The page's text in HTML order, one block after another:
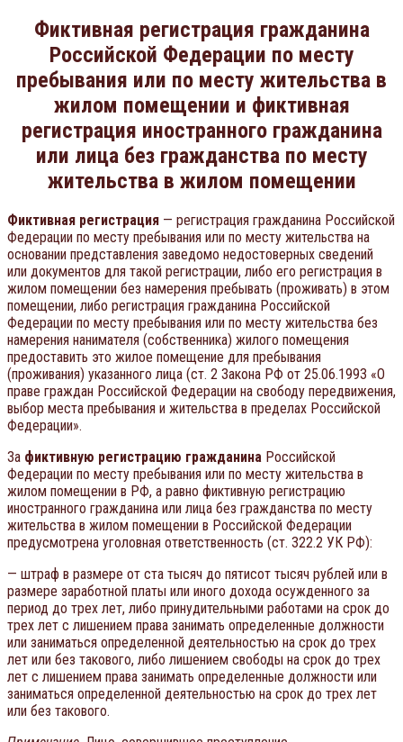
Фиктивная регистрация гражданина
Российской Федерации по месту
пребывания или по месту жительства в
жилом помещении и фиктивная
регистрация иностранного гражданина
или лица без гражданства по месту
жительства в жилом помещении
Фиктивная регистрация — регистрация гражданина Российской
Федерации по месту пребывания или по месту жительства на
основании представления заведомо недостоверных сведений
или документов для такой регистрации, либо его регистрация в
жилом помещении без намерения пребывать (проживать) в этом
помещении, либо регистрация гражданина Российской
Федерации по месту пребывания или по месту жительства без
намерения нанимателя (собственника) жилого помещения
предоставить это жилое помещение для пребывания
(проживания) указанного лица (ст. 2 Закона РФ от 25.06.1993 «О
праве граждан Российской Федерации на свободу передвижения,
выбор места пребывания и жительства в пределах Российской
Федерации».
За фиктивную регистрацию гражданина Российской
Федерации по месту пребывания или по месту жительства в
жилом помещении в РФ, а равно фиктивную регистрацию
иностранного гражданина или лица без гражданства по месту
жительства в жилом помещении в Российской Федерации
предусмотрена уголовная ответственность (ст. 322.2 УК РФ):
— штраф в размере от ста тысяч до пятисот тысяч рублей или в
размере заработной платы или иного дохода осужденного за
период до трех лет, либо принудительными работами на срок до
трех лет с лишением права занимать определенные должности
или заниматься определенной деятельностью на срок до трех
лет или без такового, либо лишением свободы на срок до трех
лет с лишением права занимать определенные должности или
заниматься определенной деятельностью на срок до трех лет
или без такового.